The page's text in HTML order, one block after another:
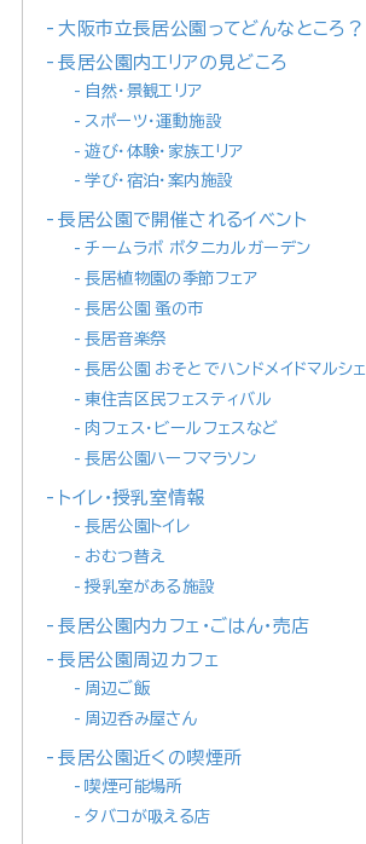
大阪市立長居公園ってどんなところ？
長居公園内エリアの見どころ
自然・景観エリア
スポーツ・運動施設
遊び・体験・家族エリア
学び・宿泊・案内施設
長居公園で開催されるイベント
チームラボ ボタニカルガーデン
長居植物園の季節フェア
長居公園 蚤の市
長居音楽祭
長居公園 おそとでハンドメイドマルシェ
東住吉区民フェスティバル
肉フェス・ビールフェスなど
長居公園ハーフマラソン
トイレ・授乳室情報
長居公園トイレ
おむつ替え
授乳室がある施設
長居公園内カフェ・ごはん・売店
長居公園周辺カフェ
周辺ご飯
周辺呑み屋さん
長居公園近くの喫煙所
喫煙可能場所
タバコが吸える店